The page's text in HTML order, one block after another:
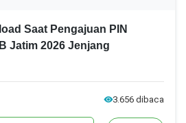
Saat Pengajuan PIN
Jatim 2026 Jenjang
3.656 dibaca